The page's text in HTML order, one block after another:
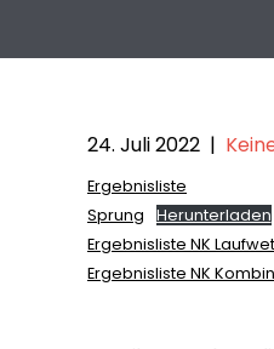
24. Juli 2022 |
Ergebnisliste
Sprung
Herunterladen
Ergebnisliste NK
Ergebnisliste NK